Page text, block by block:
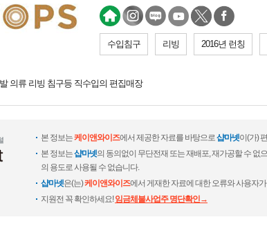
수입침구 리빙 2016년 런칭
의류 리빙 침구등 직수입의 편집매장
본 정보는케이앤와이즈에서 제공한 자료를 바탕으로샵마넷이(가)
본 정보는샵마넷의 동의없이 무단전재 또는 재배포, 재가공할 수 없
의 용도로 사용될 수 없습니다.
샵마넷은(는)케이앤와이즈에서 게재한 자료에 대한 오류와 사용자
지원전 꼭 확인하세요!임금체불사업주 명단확인→